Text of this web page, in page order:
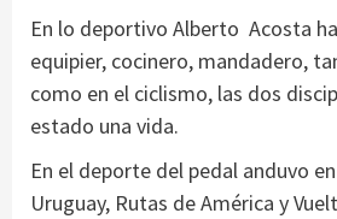
En lo deportivo Alberto Acosta
equipier, cocinero, mandadero,
como en el ciclismo, las dos
estado una vida.
En el deporte del pedal anduvo
Uruguay, Rutas de América y